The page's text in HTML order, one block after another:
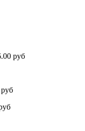
руб